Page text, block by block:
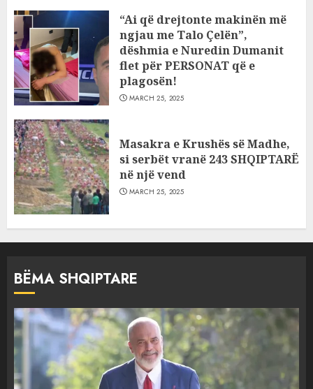
“Ai që drejtonte makinën më
ngjau me Talo Çelën”,
dëshmia e Nuredin Dumanit
flet për PERSONAT që e
plagosën!
MARCH 25, 2025
Masakra e Krushës së Madhe,
si serbët vranë 243 SHQIPTARË
në një vend
MARCH 25, 2025
BËMA SHQIPTARE